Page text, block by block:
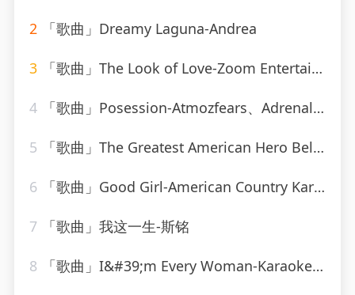
2 「歌曲」Dreamy Laguna-Andrea
3 「歌曲」The Look of Love-Zoom Entertainments Limited
4 「歌曲」Posession-Atmozfears、Adrenalize
5 「歌曲」The Greatest American Hero Believe it Or Not-Soundtrack & Theme Orchestra
6 「歌曲」Good Girl-American Country Karaoke
7 「歌曲」我这一生-斯铭
8 「歌曲」I&#39;m Every Woman-Karaoke Diamonds